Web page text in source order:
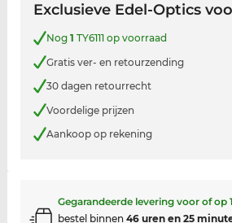
Exclusieve Edel-Optics
Nog 1 TY6111 op voorraad
Gratis ver- en retourzending
30 dagen retourrecht
Voordelige prijzen
Aankoop op rekening
Gegarandeerde levering voor of op
bestel binnen 46 uren en 25